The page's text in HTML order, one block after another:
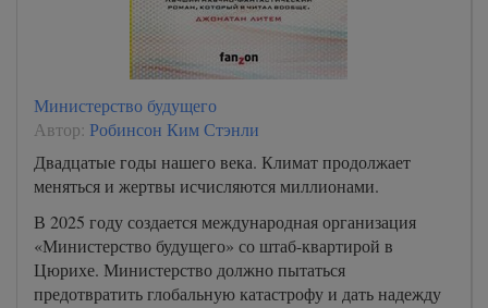
Министерство будущего
Автор: Робинсон Ким Стэнли
Двадцатые годы нашего века. Климат продолжает
меняться и жертвы исчисляются миллионами.
В 2025 году создается международная организация
«Министерство будущего» со штаб-квартирой в
Цюрихе. Министерство должно пытаться
предотвратить глобальную катастрофу и дать надежду